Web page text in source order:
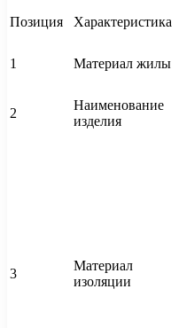
Позиция Характеристика
1 Материал жилы
2
Наименование
изделия
3
Материал
изоляции